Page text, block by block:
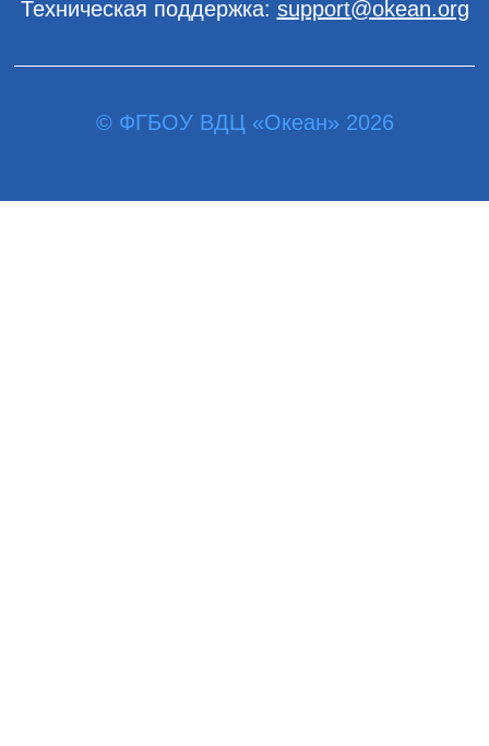
Техническая поддержка: support@okean.org
© ФГБОУ ВДЦ «Океан» 2026